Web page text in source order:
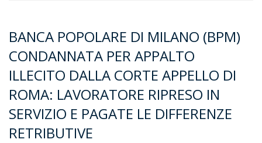
BANCA POPOLARE DI MILANO (BPM)
CONDANNATA PER APPALTO
ILLECITO DALLA CORTE APPELLO DI
ROMA: LAVORATORE RIPRESO IN
SERVIZIO E PAGATE LE DIFFERENZE
RETRIBUTIVE